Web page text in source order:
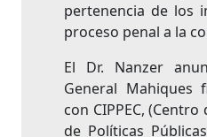
pertenencia de los
proceso penal a la
El Dr. Nanzer
General Mahiques
con CIPPEC,
de Políticas